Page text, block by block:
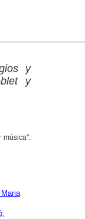
y
y
música".